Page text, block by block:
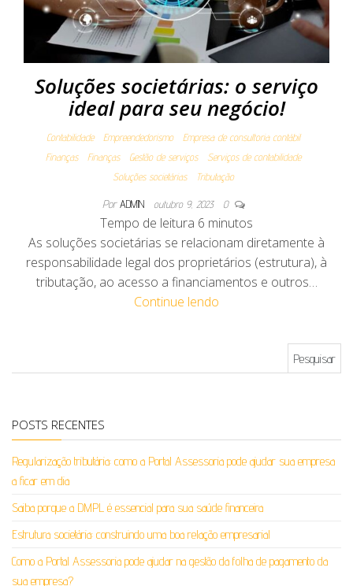
Soluções societárias: o serviço
ideal para seu negócio!
Contabilidade Empreendedorismo
Empresa de consultoria contábil
Finanças
Finanças Gestão de serviços
Serviços de contabilidade
Soluções societárias
Tributação
Por ADMIN outubro 9, 2023 0
Tempo de leitura 6 minutos
As soluções societárias se relacionam diretamente à
responsabilidade legal dos proprietários (estrutura), à
tributação, ao acesso a financiamentos e outros…
Continue lendo
POSTS RECENTES
Regularização tributária: como a Portal Assessoria pode ajudar sua empresa
a ficar em dia
Saiba porque a DMPL é essencial para sua saúde financeira
Estrutura societária: construindo uma boa relação empresarial
Como a Portal Assessoria pode ajudar na gestão da folha de pagamento da
sua empresa?